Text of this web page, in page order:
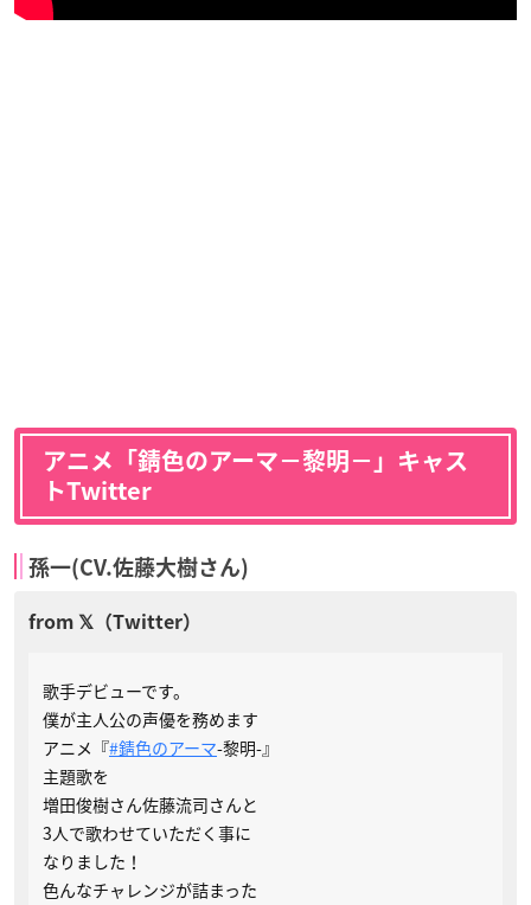
アニメ「錆色のアーマ−黎明−」キャス
トTwitter
孫一(CV.佐藤大樹さん)
歌手デビューです。
僕が主人公の声優を務めます
アニメ『#錆色のアーマ-黎明-』
主題歌を
増田俊樹さん佐藤流司さんと
3人で歌わせていただく事に
なりました！
色んなチャレンジが詰まった